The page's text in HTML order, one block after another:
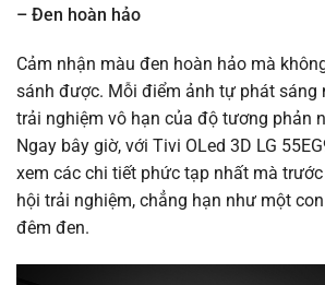
– Đen hoàn hảo
Cảm nhận màu đen hoàn hảo mà
sánh được. Mỗi điểm ảnh tự phát sáng
trải nghiệm vô hạn của độ tương phản
Ngay bây giờ, với Tivi OLed 3D LG
xem các chi tiết phức tạp nhất mà
hội trải nghiệm, chẳng hạn như một
đêm đen.